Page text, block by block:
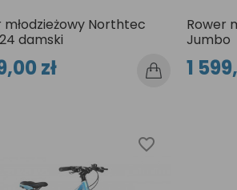
młodzieżowy Northtec
damski
zł
Rower
Jumbo
1
favorite_border